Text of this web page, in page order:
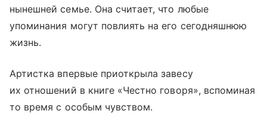
нынешней семье. Она считает, что любые
упоминания могут повлиять на его сегодняшнюю
жизнь.
Артистка впервые приоткрыла завесу
их отношений в книге «Честно говоря», вспоминая
то время с особым чувством.